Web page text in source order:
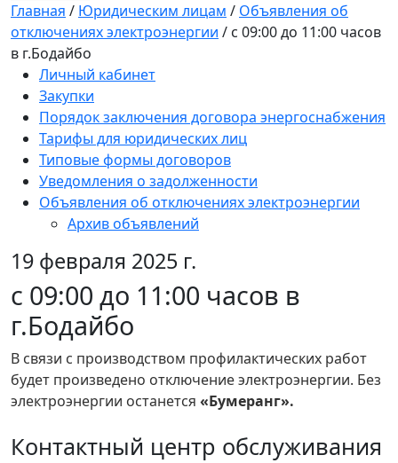
Главная / Юридическим лицам / Объявления об
отключениях электроэнергии / с 09:00 до 11:00 часов
в г.Бодайбо
Личный кабинет
Закупки
Порядок заключения договора энергоснабжения
Тарифы для юридических лиц
Типовые формы договоров
Уведомления о задолженности
Объявления об отключениях электроэнергии
Архив объявлений
19 февраля 2025 г.
с 09:00 до 11:00 часов в
г.Бодайбо
В связи с производством профилактических работ
будет произведено отключение электроэнергии. Без
электроэнергии останется «Бумеранг».
Контактный центр обслуживания